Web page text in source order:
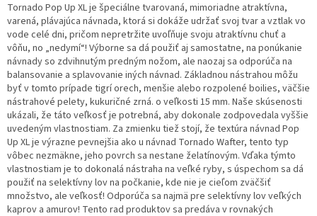
Tornado Pop Up XL je špeciálne tvarovaná, mimoriadne atraktívna,
varená, plávajúca návnada, ktorá si dokáže udržať svoj tvar a vztlak vo
vode celé dni, pričom nepretržite uvoľňuje svoju atraktívnu chuť a
vôňu, no „nedymí“! Výborne sa dá použiť aj samostatne, na ponúkanie
návnady so zdvihnutým predným nožom, ale naozaj sa odporúča na
balansovanie a splavovanie iných návnad. Základnou nástrahou môžu
byť v tomto prípade tigrí orech, menšie alebo rozpolené boilies, väčšie
nástrahové pelety, kukuričné zrná. o veľkosti 15 mm. Naše skúsenosti
ukázali, že táto veľkosť je potrebná, aby dokonale zodpovedala vyššie
uvedeným vlastnostiam. Za zmienku tiež stojí, že textúra návnad Pop
Up XL je výrazne pevnejšia ako u návnad Tornado Wafter, tento typ
vôbec nezmäkne, jeho povrch sa nestane želatínovým. Vďaka týmto
vlastnostiam je to dokonalá nástraha na veľké ryby, s úspechom sa dá
použiť na selektívny lov na počkanie, kde nie je cieľom zväčšiť
množstvo, ale veľkosť! Odporúča sa najmä pre selektívny lov veľkých
kaprov a amurov! Tento rad produktov sa predáva v rovnakých